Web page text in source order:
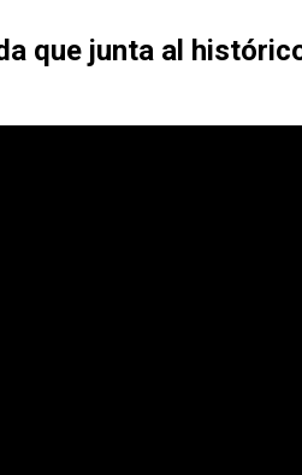
que junta al